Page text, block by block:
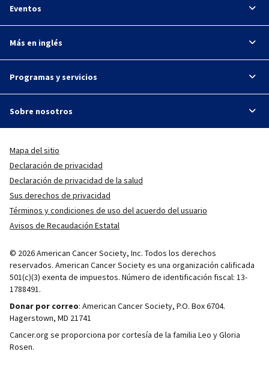
Eventos
Más en inglés
Programas y servicios
Sobre nosotros
Mapa del sitio
Declaración de privacidad
Declaración de privacidad de la salud
Sus derechos de privacidad
Términos y condiciones de uso del acuerdo del usuario
Avisos de Recaudación Estatal
© 2026 American Cancer Society, Inc. Todos los derechos
reservados. American Cancer Society es una organización calificada
501(c)(3) exenta de impuestos. Número de identificación fiscal: 13-
1788491.
Donar por correo: American Cancer Society, P.O. Box 6704.
Hagerstown, MD 21741
Cancer.org se proporciona por cortesía de la familia Leo y Gloria
Rosen.